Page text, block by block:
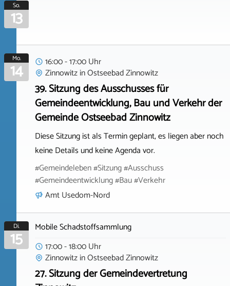
So.
13
Mo.
14
16:00 - 17:00 Uhr
ZinnowitzinOstseebad Zinnowitz
39. Sitzung des Ausschusses für
Gemeindeentwicklung, Bau und Verkehr der
Gemeinde Ostseebad Zinnowitz
Diese Sitzung ist als Termin geplant, es liegen aber noch
keine Details und keine Agenda vor.
#Gemeindeleben #Sitzung #Ausschuss
#Gemeindeentwicklung #Bau #Verkehr
Amt Usedom-Nord
Di.
15
Mobile Schadstoffsammlung
17:00 - 18:00 Uhr
ZinnowitzinOstseebad Zinnowitz
27. Sitzung der Gemeindevertretung